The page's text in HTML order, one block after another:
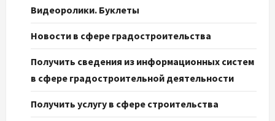
Видеоролики. Буклеты
Новости в сфере градостроительства
Получить сведения из информационных систем
в сфере градостроительной деятельности
Получить услугу в сфере строительства